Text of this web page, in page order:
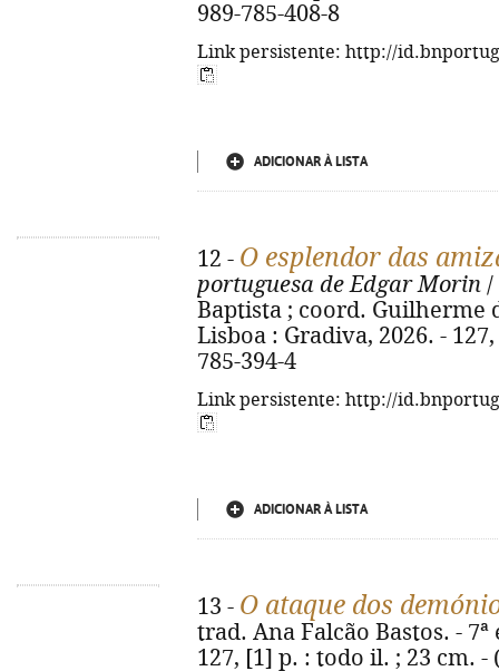
989-785-408-8
Link persistente: http://
ADICIONAR À LISTA
12 - O esplendor das
portuguesa de Edgar Morin /
Baptista ; coord. Guilherme
Lisboa : Gradiva, 2026. -
785-394-4
Link persistente: http://
ADICIONAR À LISTA
13 - O ataque dos
trad. Ana Falcão Bastos. -
127, [1] p. : todo il. ; 23 cm.